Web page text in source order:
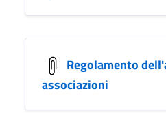
Regolamento
associazioni